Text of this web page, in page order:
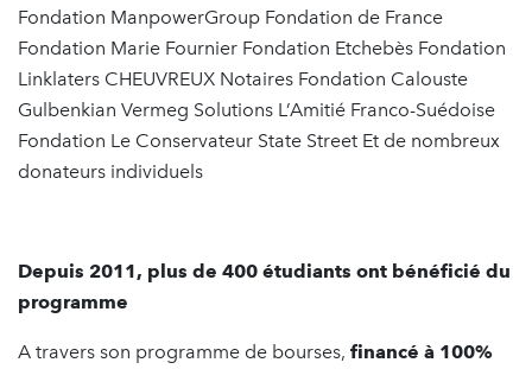
Fondation ManpowerGroup Fondation de France
Fondation Marie Fournier Fondation Etchebès Fondation
Linklaters CHEUVREUX Notaires Fondation Calouste
Gulbenkian Vermeg Solutions L’Amitié Franco-Suédoise
Fondation Le Conservateur State Street Et de nombreux
donateurs individuels
Depuis 2011, plus de 400 étudiants ont bénéficié du
programme
A travers son programme de bourses, financé à 100%